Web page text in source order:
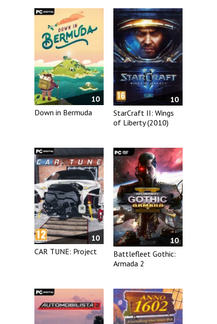
10
Down in Bermuda
10
StarCraft II: Wings
of Liberty (2010)
10
CAR TUNE: Project
10
Battlefleet Gothic:
Armada 2